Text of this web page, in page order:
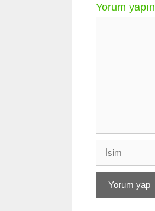
Yorum yapın
İsim